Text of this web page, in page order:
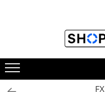
Toate Produsele
Memorii USB
Memorii USB din Lemn